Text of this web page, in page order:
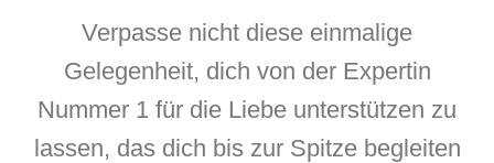
Verpasse nicht diese einmalige
Gelegenheit, dich von der Expertin
Nummer 1 für die Liebe unterstützen zu
lassen, das dich bis zur Spitze begleiten